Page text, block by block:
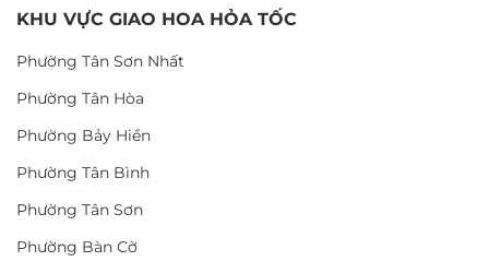
KHU VỰC GIAO HOA HỎA TỐC
Phường Tân Sơn Nhất
Phường Tân Hòa
Phường Bảy Hiền
Phường Tân Bình
Phường Tân Sơn
Phường Bàn Cờ